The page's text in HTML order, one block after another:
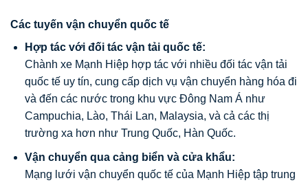
Các tuyến vận chuyển quốc tế
Hợp tác với đối tác vận tải quốc tế:
Chành xe Mạnh Hiệp hợp tác với nhiều đối tác vận tải
quốc tế uy tín, cung cấp dịch vụ vận chuyển hàng hóa đi
và đến các nước trong khu vực Đông Nam Á như
Campuchia, Lào, Thái Lan, Malaysia, và cả các thị
trường xa hơn như Trung Quốc, Hàn Quốc.
Vận chuyển qua cảng biển và cửa khẩu:
Mạng lưới vận chuyển quốc tế của Mạnh Hiệp tập trung